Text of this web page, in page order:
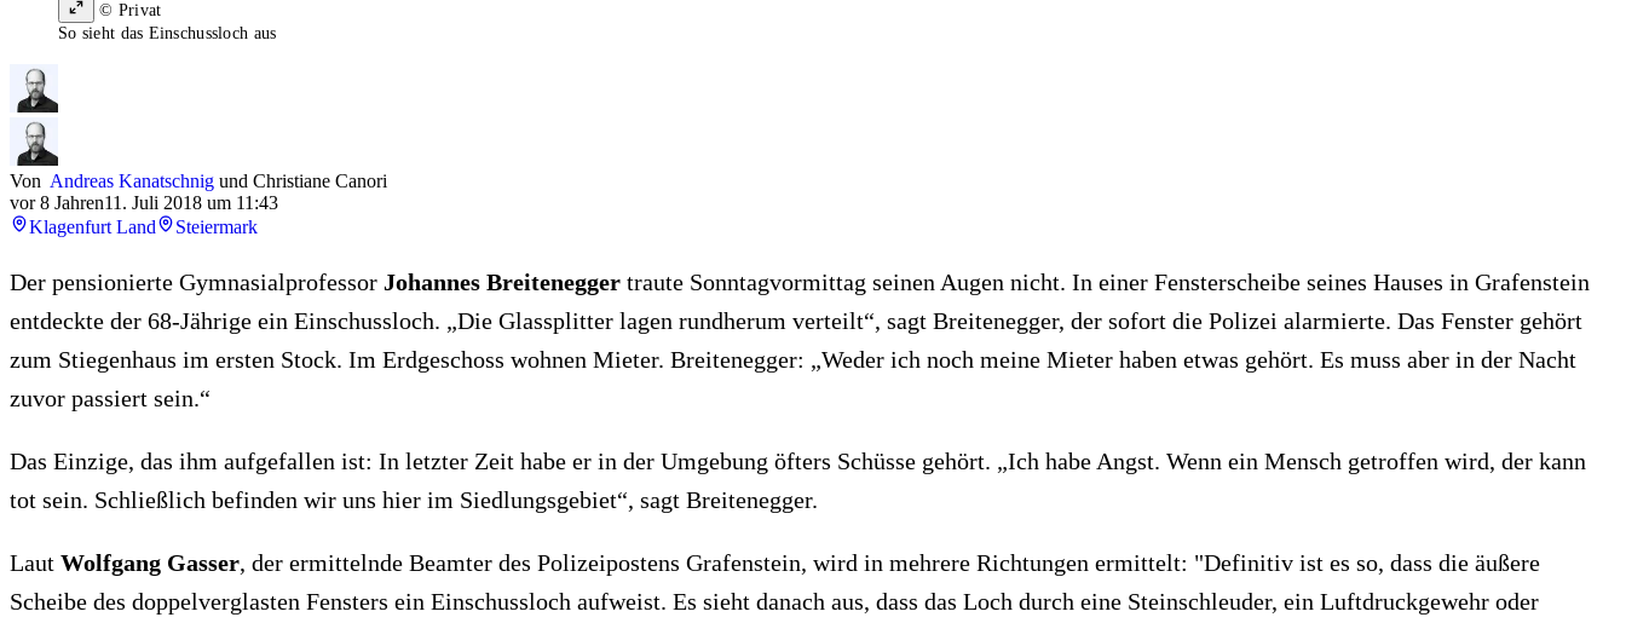
© Privat
So sieht das Einschussloch aus
Von Andreas Kanatschnig und Christiane Canori
vor 8 Jahren11. Juli 2018 um 11:43
Klagenfurt Land
Steiermark
Der pensionierte Gymnasialprofessor Johannes Breitenegger traute Sonntagvormittag seinen Augen nicht. In einer Fensterscheibe seines Hauses in Grafenstein
entdeckte der 68-Jährige ein Einschussloch. „Die Glassplitter lagen rundherum verteilt“, sagt Breitenegger, der sofort die Polizei alarmierte. Das Fenster gehört
zum Stiegenhaus im ersten Stock. Im Erdgeschoss wohnen Mieter. Breitenegger: „Weder ich noch meine Mieter haben etwas gehört. Es muss aber in der Nacht
zuvor passiert sein.“
Das Einzige, das ihm aufgefallen ist: In letzter Zeit habe er in der Umgebung öfters Schüsse gehört. „Ich habe Angst. Wenn ein Mensch getroffen wird, der kann
tot sein. Schließlich befinden wir uns hier im Siedlungsgebiet“, sagt Breitenegger.
Laut Wolfgang Gasser, der ermittelnde Beamter des Polizeipostens Grafenstein, wird in mehrere Richtungen ermittelt: "Definitiv ist es so, dass die äußere
Scheibe des doppelverglasten Fensters ein Einschussloch aufweist. Es sieht danach aus, dass das Loch durch eine Steinschleuder, ein Luftdruckgewehr oder